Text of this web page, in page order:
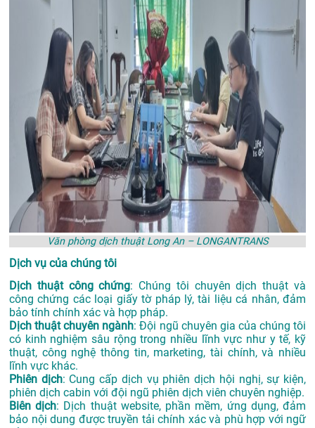
Văn phòng dịch thuật Long An – LONGANTRANS
Dịch vụ của chúng tôi
Dịch thuật công chứng: Chúng tôi chuyên dịch thuật và
công chứng các loại giấy tờ pháp lý, tài liệu cá nhân, đảm
bảo tính chính xác và hợp pháp.
Dịch thuật chuyên ngành: Đội ngũ chuyên gia của chúng tôi
có kinh nghiệm sâu rộng trong nhiều lĩnh vực như y tế, kỹ
thuật, công nghệ thông tin, marketing, tài chính, và nhiều
lĩnh vực khác.
Phiên dịch: Cung cấp dịch vụ phiên dịch hội nghị, sự kiện,
phiên dịch cabin với đội ngũ phiên dịch viên chuyên nghiệp.
Biên dịch: Dịch thuật website, phần mềm, ứng dụng, đảm
bảo nội dung được truyền tải chính xác và phù hợp với ngữ